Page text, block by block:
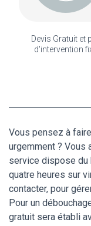
Devis Gratuit et
d'intervention
Vous pensez à
urgemment ? Vous
service dispose du
quatre heures sur
contacter, pour
Pour un
gratuit sera établi